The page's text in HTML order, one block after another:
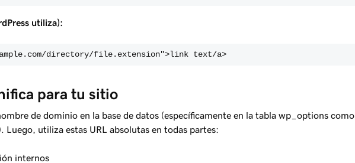
utiliza):
directory/file.extension">link text/a>
para tu sitio
de dominio en la base de datos (específicamente en la tabla wp_options como
Luego, utiliza estas URL absolutas en todas partes:
internos